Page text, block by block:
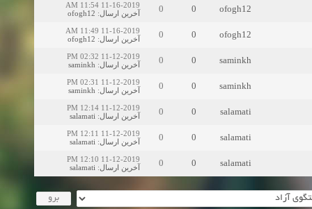
ofogh12
0
0
11-16-2019 11:54 AM
آخرین ارسال:
ofogh12
ofogh12
0
0
11-16-2019 11:49 AM
آخرین ارسال:
ofogh12
saminkh
0
0
11-12-2019 02:32 PM
آخرین ارسال:
saminkh
saminkh
0
0
11-12-2019 02:31 PM
آخرین ارسال:
saminkh
salamati
0
0
11-12-2019 12:14 PM
آخرین ارسال:
salamati
salamati
0
0
11-12-2019 12:11 PM
آخرین ارسال:
salamati
salamati
0
0
11-12-2019 12:10 PM
آخرین ارسال:
salamati